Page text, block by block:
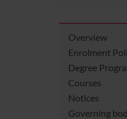
Overview
Enrolment
Degree
Courses
Notices
Governing